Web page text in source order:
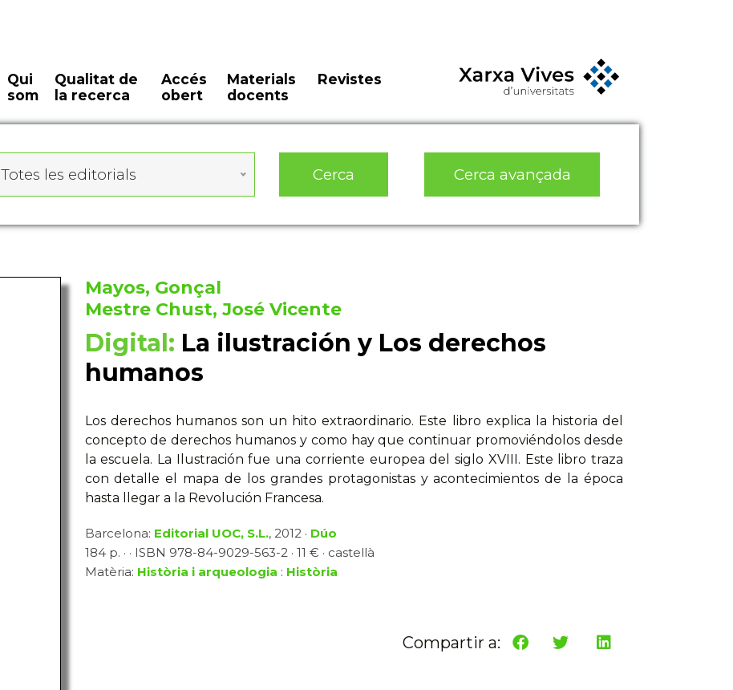
Qui
som
Qualitat de
la recerca
Accés
obert
Materials
docents
Revistes
Totes les editorials Cerca Cerca avançada
Mayos, Gonçal
Mestre Chust, José Vicente
Digital: La ilustración y Los derechos
humanos
Los derechos humanos son un hito extraordinario. Este libro explica la historia del
concepto de derechos humanos y como hay que continuar promoviéndolos desde
la escuela. La Ilustración fue una corriente europea del siglo XVIII. Este libro traza
con detalle el mapa de los grandes protagonistas y acontecimientos de la época
hasta llegar a la Revolución Francesa.
Barcelona: Editorial UOC, S.L., 2012 · Dúo
184 p. · · ISBN 978-84-9029-563-2 · 11 € · castellà
Matèria: Història i arqueologia : Història
Compartir a: